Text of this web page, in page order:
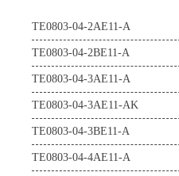
TEI0004-02
TEI0005-02
TEI0005-02-T
TEI0006-03-220-5I
TEI0006-04-ALE13A
TEI0006-04-API23A
TEM0007-01-CAA11-A
TEM0007-01-CAD31-A
TEM0007-01-CBD11-A
TEM0007-01-CHE11-A
TEMB0001-01
TEMB0005-01
TE0705-04
TE0706-04-A
TEB0707-02
TEB0724-02
TEB0728-02
TEB0729-03A
TE0803-04-2AE11-A
TE0803-04-2BE11-A
TE0803-04-3AE11-A
TE0803-04-3AE11-AK
TE0803-04-3BE11-A
TE0803-04-4AE11-A